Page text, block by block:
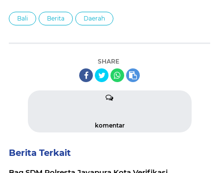
Bali Berita Daerah
SHARE
komentar
Berita Terkait